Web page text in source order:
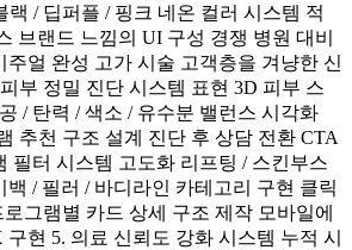
/ 딥퍼플 / 핑크 네온 컬러 시스템 적
브랜드 느낌의 UI 구성 경쟁 병원 대비
주얼 완성 고가 시술 고객층을 겨냥한 신
부 정밀 진단 시스템 표현 3D 피부 스
/ 탄력 / 색소 / 유수분 밸런스 시각화
추천 구조 설계 진단 후 상담 전환 CTA
필터 시스템 고도화 리프팅 / 스킨부스
백 / 필러 / 바디라인 카테고리 구현 클릭
그램별 카드 상세 구조 제작 모바일에
현 5. 의료 신뢰도 강화 시스템 누적 시